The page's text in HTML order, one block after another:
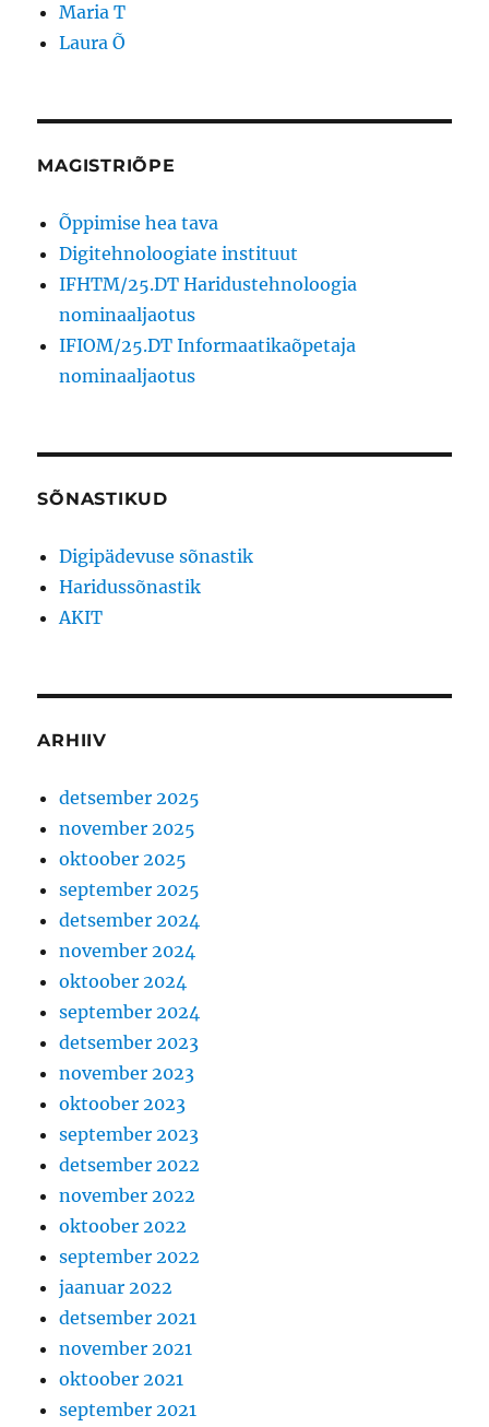
Maria T
Laura Õ
MAGISTRIÕPE
Õppimise hea tava
Digitehnoloogiate instituut
IFHTM/25.DT Haridustehnoloogia
nominaaljaotus
IFIOM/25.DT Informaatikaõpetaja
nominaaljaotus
SÕNASTIKUD
Digipädevuse sõnastik
Haridussõnastik
AKIT
ARHIIV
detsember 2025
november 2025
oktoober 2025
september 2025
detsember 2024
november 2024
oktoober 2024
september 2024
detsember 2023
november 2023
oktoober 2023
september 2023
detsember 2022
november 2022
oktoober 2022
september 2022
jaanuar 2022
detsember 2021
november 2021
oktoober 2021
september 2021